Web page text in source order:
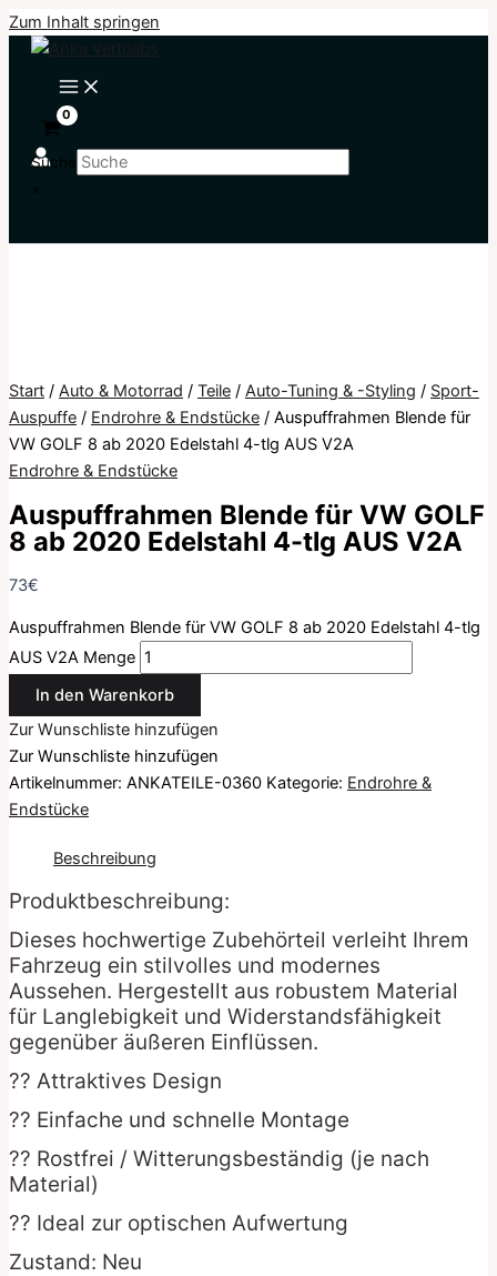
Zum Inhalt springen
Suche
×
Start / Auto & Motorrad / Teile / Auto-Tuning & -Styling / Sport-
Auspuffe / Endrohre & Endstücke / Auspuffrahmen Blende für
VW GOLF 8 ab 2020 Edelstahl 4-tlg AUS V2A
Endrohre & Endstücke
Auspuffrahmen Blende für VW GOLF
8 ab 2020 Edelstahl 4-tlg AUS V2A
73€
Auspuffrahmen Blende für VW GOLF 8 ab 2020 Edelstahl 4-tlg
AUS V2A Menge
In den Warenkorb
Zur Wunschliste hinzufügen
Zur Wunschliste hinzufügen
Artikelnummer: ANKATEILE-0360 Kategorie: Endrohre &
Endstücke
Beschreibung
Produktbeschreibung:
Dieses hochwertige Zubehörteil verleiht Ihrem
Fahrzeug ein stilvolles und modernes
Aussehen. Hergestellt aus robustem Material
für Langlebigkeit und Widerstandsfähigkeit
gegenüber äußeren Einflüssen.
?? Attraktives Design
?? Einfache und schnelle Montage
?? Rostfrei / Witterungsbeständig (je nach
Material)
?? Ideal zur optischen Aufwertung
Zustand: Neu